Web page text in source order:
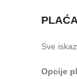
Sve
Opcije